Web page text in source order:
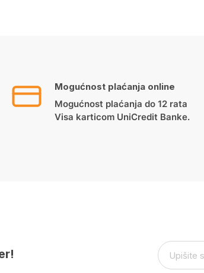
Mogućnost plaćanja online
Mogućnost plaćanja do 12 rata
Visa karticom UniCredit Banke.